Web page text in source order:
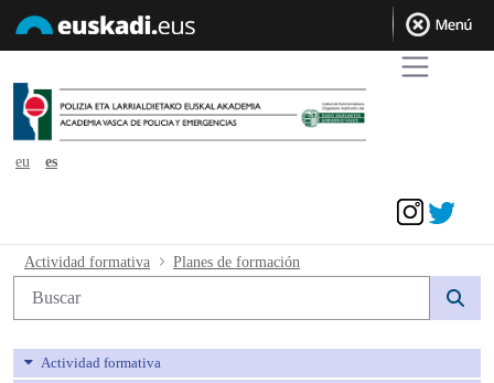
eu
es
Planes de formación - avpe
Actividad formativa Planes de formación
Búsqueda web
Actividad formativa